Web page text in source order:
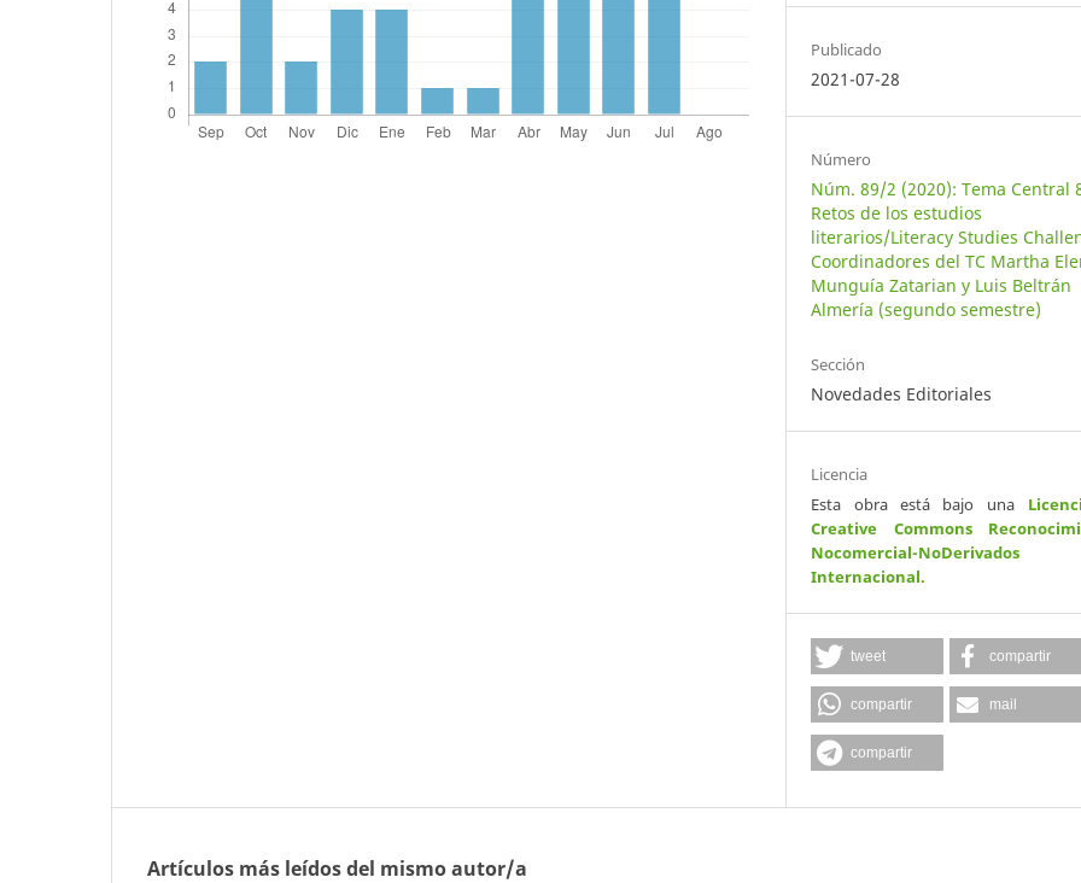
Publicado
2021-07-28
Número
Núm. 89/2 (2020): Tema Central
Retos de los estudios
literarios/Literacy Studies
Coordinadores del TC Martha
Munguía Zatarian y Luis Beltrán
Almería (segundo semestre)
Sección
Novedades Editoriales
Licencia
Esta obra está bajo una
Creative Commons
Nocomercial-
Internacional.
tweet compartir
compartir mail
compartir
Artículos más leídos del mismo autor/a